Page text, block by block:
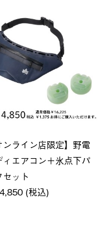
ンライン店限定】野電
ィエアコン＋氷点下パ
セット
(税込)